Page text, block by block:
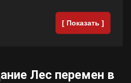
[ Показать ]
Лес перемен в